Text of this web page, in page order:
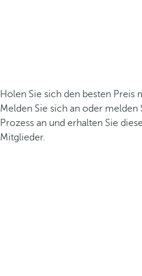
Holen Sie sich den besten Preis
Melden Sie sich an oder
Prozess an und erhalten Sie
Mitglieder.